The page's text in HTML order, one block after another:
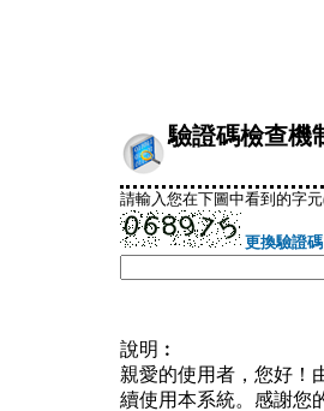
驗證碼檢查機
請輸入您在下圖中看到的字
更換驗證碼
說明︰
親愛的使用者，您好！
續使用本系統。感謝您